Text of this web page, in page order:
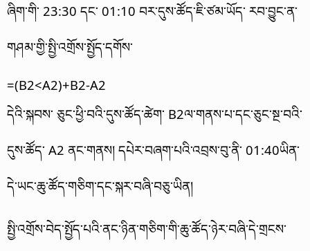
ཞིག་གི་ 23:30 དང་ 01:10 བར་དུས་ཚོད་ཇི་ཙམ་ཡོད་ རབ་བྱུང་ན་
གཤམ་གྱི་སྤྱི་འགྲོས་སྤྱོད་དགོས་
=(B2<A2)+B2-A2
དེའི་སྐབས་ ཅུང་ཕྱི་བའི་དུས་ཚོད་ཚེག་ B2ལ་གནས་པ་དང་ཅུང་སྔ་བའི་
དུས་ཚོད་ A2 ནང་གནས། དཔེར་བཞག་པའི་འབྲས་བུ་ནི་ 01:40ཡིན་
དེ་ཡང་ཆུ་ཚོད་གཅིག་དང་སྐར་བཞི་བཅུ་ཡིན།
སྤྱི་འགྲོས་བེད་སྤྱོད་པའི་ནང་ཉིན་གཅིག་གི་ཆུ་ཚོད་ཉེར་བཞི་དེ་གྲངས་